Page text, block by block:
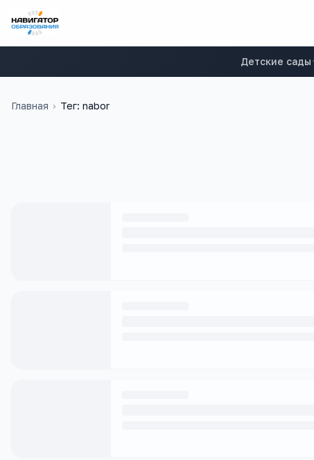
Детские сады
Главная › Тег: nabor